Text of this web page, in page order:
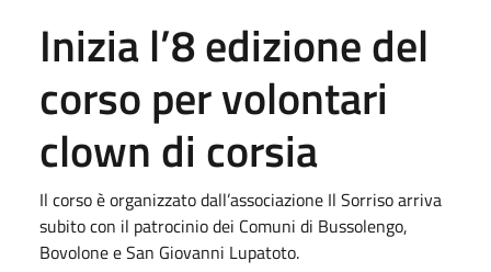
Inizia l’8 edizione del
corso per volontari
clown di corsia
Il corso è organizzato dall’associazione Il Sorriso arriva
subito con il patrocinio dei Comuni di Bussolengo,
Bovolone e San Giovanni Lupatoto.